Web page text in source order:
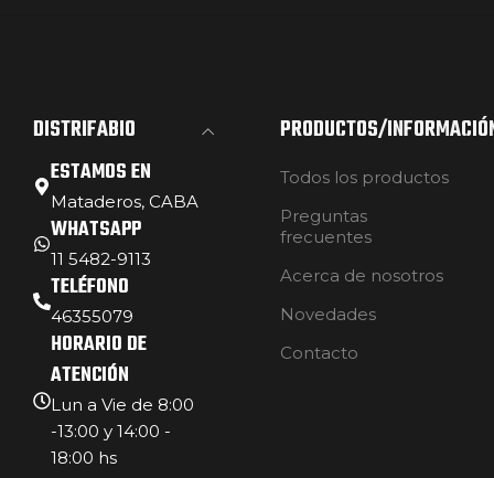
DISTRIFABIO
ESTAMOS EN
Mataderos, CABA
WHATSAPP
11 5482-9113
TELÉFONO
46355079
HORARIO DE
ATENCIÓN
Lun a Vie de 8:00
-13:00 y 14:00 -
18:00 hs
PRODUCTOS/
Todos los productos
Preguntas
frecuentes
Acerca de nosotros
Novedades
Contacto